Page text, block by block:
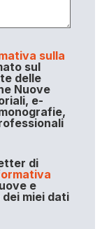
sulla
sul
delle
Nuove
e-
di
e
miei dati